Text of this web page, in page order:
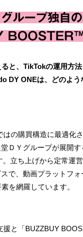
ループ独自
BOOSTER™
と、TikTokの運用方
DY ONEは、どのよう
はの購買構造に最適化
ＤＹグループが展開
立ち上げから定常運
で、動画プラットフ
を網羅しています。
援と「BUZZBUY